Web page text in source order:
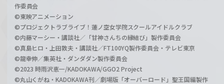
作委員会
©東映アニメーション
©プロジェクトラブライブ！蓮ノ空女学院スクールアイドルクラブ
©内藤マーシー・講談社／「甘神さんちの縁結び」製作委員会
©真島ヒロ・上田敦夫・講談社／FT100YQ製作委員会・テレビ東京
©龍幸伸／集英社・ダンダダン製作委員会
©2023 時雨沢恵一/KADOKAWA/GGO2 Project
©丸山くがね・KADOKAWA刊／劇場版「オーバーロード」聖王国編製作